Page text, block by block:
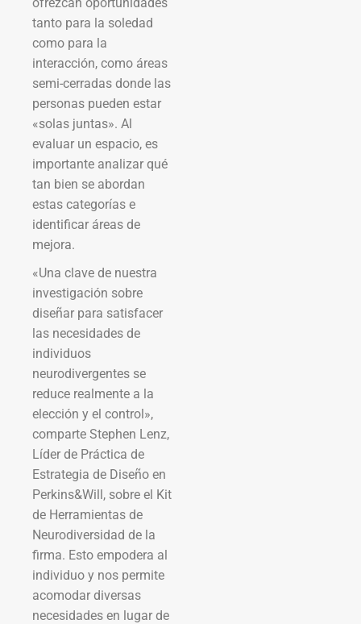
tanto para la soledad
como para la
interacción, como áreas
semi-cerradas donde las
personas pueden estar
«solas juntas». Al
evaluar un espacio, es
importante analizar qué
tan bien se abordan
estas categorías e
identificar áreas de
mejora.
«Una clave de nuestra
investigación sobre
diseñar para satisfacer
las necesidades de
individuos
neurodivergentes se
reduce realmente a la
elección y el control»,
comparte Stephen Lenz,
Líder de Práctica de
Estrategia de Diseño en
Perkins&Will, sobre el Kit
de Herramientas de
Neurodiversidad de la
firma. Esto empodera al
individuo y nos permite
acomodar diversas
necesidades en lugar de